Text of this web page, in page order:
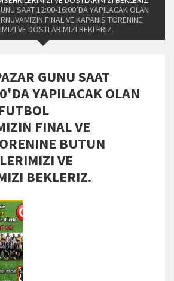
SAAT 12:00-16:00’DA YAPILACAK OLAN
FINAL VE KAPANIS TORENINE
VE DOSTLARIMIZI BEKLERIZ.
GUNU SAAT
YAPILACAK OLAN
FINAL VE
BUTUN
VE
BEKLERIZ.